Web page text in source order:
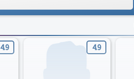
4.9 4.9